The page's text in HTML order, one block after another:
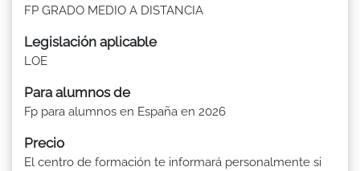
FP GRADO MEDIO A DISTANCIA
Legislación aplicable
LOE
Para alumnos de
Fp para alumnos en España en 2026
Precio
El centro de formación te informará personalmente si